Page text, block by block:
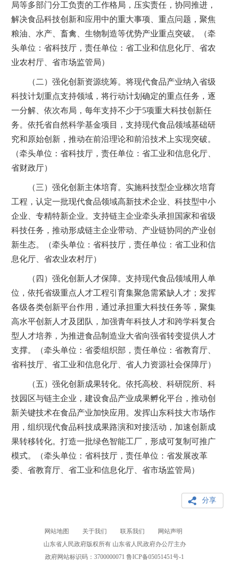
局等多部门分工负责的工作格局，压实责任，协同推进，
解决食品科技创新和应用中的重大事项、重点问题，聚焦
粮油、水产、畜禽、生物制造等优势产业重点突破。（牵
头单位：省科技厅，责任单位：省工业和信息化厅、省农
业农村厅、省市场监管局）
（二）强化创新资源统筹。将现代食品产业纳入省级
科技计划重点支持领域，将行动计划确定的重点任务，逐
一分解、依次布局，每年支持不少于5项重大科技创新任
务。依托省自然科学基金项目，支持现代食品领域基础研
究和原始创新，推动在前沿理论和前沿技术上实现突破。
（牵头单位：省科技厅，责任单位：省工业和信息化厅、
省财政厅）
（三）强化创新主体培育。实施科技型企业梯次培育
工程，认定一批现代食品领域高新技术企业、科技型中小
企业、专精特新企业。支持链主企业牵头承担国家和省级
科技任务，推动形成链主企业带动、产业链协同的产业创
新生态。（牵头单位：省科技厅，责任单位：省工业和信
息化厅、省农业农村厅）
（四）强化创新人才保障。支持现代食品领域用人单
位，依托省级重点人才工程引育集聚急需紧缺人才；发挥
各级各类创新平台作用，通过承担重大科技任务等，聚集
高水平创新人才及团队，加强青年科技人才和跨学科复合
型人才培养，为推进食品制造业大省向强省转变提供人才
支撑。（牵头单位：省委组织部，责任单位：省教育厅、
省科技厅、省工业和信息化厅、省人力资源社会保障厅）
（五）强化创新成果转化。依托高校、科研院所、科
技园区与链主企业，建设食品产业成果孵化平台，推动创
新关键技术在食品产业加快应用。发挥山东科技大市场作
用，组织现代食品科技成果路演和对接活动，加速创新成
果转移转化。打造一批绿色智能工厂，形成可复制可推广
模式。（牵头单位：省科技厅，责任单位：省发展改革
委、省教育厅、省工业和信息化厅、省市场监管局）
分享
网站地图 关于我们 联系我们
网站声明
山东省人民政府版权所有 山东省人民政府办公厅主办
政府网站标识码：3700000071 鲁ICP备05051451号-1